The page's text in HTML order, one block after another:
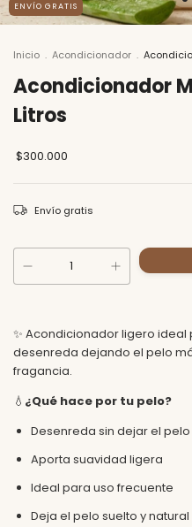
ENVÍO GRATIS
Inicio . Acondicionador .
Acondicionador
Litros
$300.000
Envío gratis
✨ Acondicionador ligero ideal
desenreda dejando el pelo
fragancia.
💧 ¿Qué hace por tu pelo?
Desenreda sin dejar el
Aporta suavidad ligera
Ideal para uso frecuente
Deja el pelo suelto y natural